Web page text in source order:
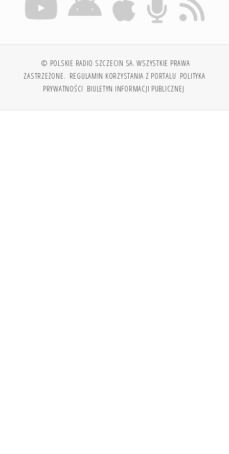
© POLSKIE RADIO SZCZECIN SA. WSZYSTKIE PRAWA
ZASTRZEŻONE. REGULAMIN KORZYSTANIA Z PORTALU POLITYKA
PRYWATNOŚCI BIULETYN INFORMACJI PUBLICZNEJ